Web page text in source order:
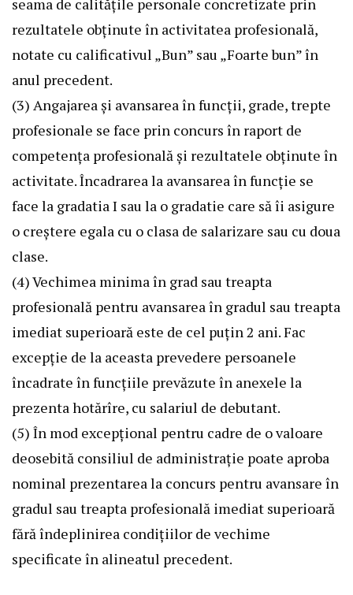
rezultatele obţinute în activitatea profesională,
notate cu calificativul „Bun” sau „Foarte bun” în
anul precedent.
(3) Angajarea şi avansarea în funcţii, grade, trepte
profesionale se face prin concurs în raport de
competenţa profesională şi rezultatele obţinute în
activitate. Încadrarea la avansarea în funcţie se
face la gradatia I sau la o gradatie care să îi asigure
o creştere egala cu o clasa de salarizare sau cu doua
clase.
(4) Vechimea minima în grad sau treapta
profesională pentru avansarea în gradul sau treapta
imediat superioară este de cel puţin 2 ani. Fac
excepţie de la aceasta prevedere persoanele
încadrate în funcţiile prevăzute în anexele la
prezenta hotărîre, cu salariul de debutant.
(5) În mod excepţional pentru cadre de o valoare
deosebită consiliul de administraţie poate aproba
nominal prezentarea la concurs pentru avansare în
gradul sau treapta profesională imediat superioară
fără îndeplinirea condiţiilor de vechime
specificate în alineatul precedent.